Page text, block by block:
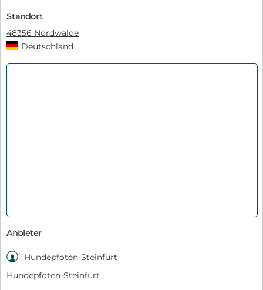
Standort
48356 Nordwalde
Deutschland
Anbieter

Hundepfoten-Steinfurt
Hundepfoten-Steinfurt